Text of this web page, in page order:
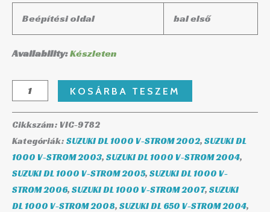
Beépítési oldal bal első
Availability:Készleten
KOSÁRBA TESZEM
Cikkszám: VIC-9782
Kategóriák: SUZUKI DL 1000 V-STROM 2002, SUZUKI DL
1000 V-STROM 2003, SUZUKI DL 1000 V-STROM 2004,
SUZUKI DL 1000 V-STROM 2005, SUZUKI DL 1000 V-
STROM 2006, SUZUKI DL 1000 V-STROM 2007, SUZUKI
DL 1000 V-STROM 2008, SUZUKI DL 650 V-STROM 2004,